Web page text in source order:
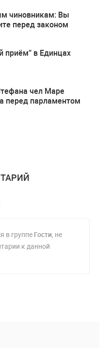
чиновникам: Вы
перед законом
приём” в Единцах
чел Маре
перед парламентом
в группе Гости , не
к данной